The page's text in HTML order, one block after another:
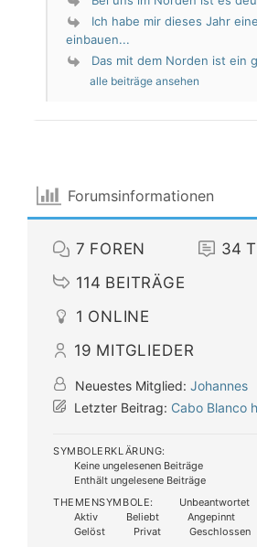
Ich habe mir dieses Jahr
einbauen...
Das mit dem Norden ist ein
alle beiträge ansehen
Forumsinformationen
7 FOREN 34
114 BEITRÄGE
1 ONLINE
19 MITGLIEDER
Neuestes Mitglied: Johannes
Letzter Beitrag: Cabo Blanco
SYMBOLERKLÄRUNG:
Keine ungelesenen Beiträge
Enthält ungelesene Beiträge
THEMENSYMBOLE:
Unbeantwortet
Aktiv
Beliebt Angepinnt
Gelöst
Privat Geschlossen